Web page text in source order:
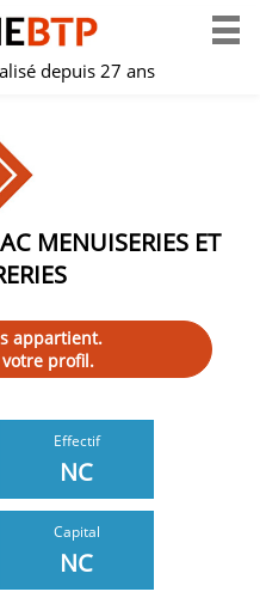
depuis 27 ans
MENUISERIES ET
appartient.
profil.
Effectif
NC
Capital
NC